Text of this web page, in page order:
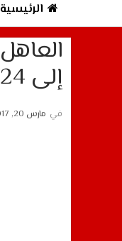
الرئيسية
إلى 24 مارس الجاري
في مارس 20, 2017